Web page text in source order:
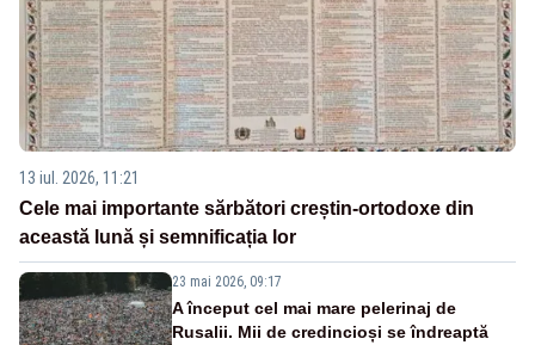
13 iul. 2026, 11:21
Cele mai importante sărbători creștin-ortodoxe din
această lună și semnificația lor
23 mai 2026, 09:17
A început cel mai mare pelerinaj de
Rusalii. Mii de credincioși se îndreaptă